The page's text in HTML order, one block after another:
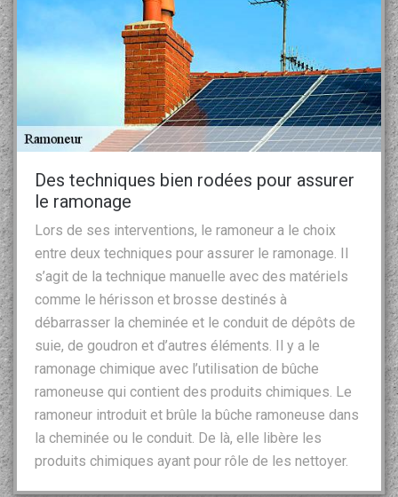
Des techniques bien rodées pour assurer
le ramonage
Lors de ses interventions, le ramoneur a le choix
entre deux techniques pour assurer le ramonage. Il
s’agit de la technique manuelle avec des matériels
comme le hérisson et brosse destinés à
débarrasser la cheminée et le conduit de dépôts de
suie, de goudron et d’autres éléments. Il y a le
ramonage chimique avec l’utilisation de bûche
ramoneuse qui contient des produits chimiques. Le
ramoneur introduit et brûle la bûche ramoneuse dans
la cheminée ou le conduit. De là, elle libère les
produits chimiques ayant pour rôle de les nettoyer.